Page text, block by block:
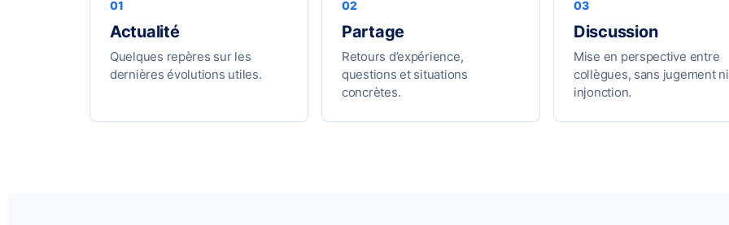
Actualité
Quelques repères sur les
dernières évolutions utiles.
Partage
Retours d’expérience,
questions et situations
concrètes.
Discussion
Mise en perspective entre
collègues, sans jugement ni
injonction.